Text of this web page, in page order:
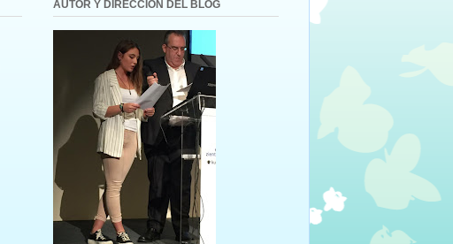
AUTOR Y DIRECCIÓN DEL BLOG